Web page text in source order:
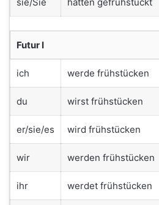
Futur I
ich werde frühstücken
du wirst frühstücken
er/sie/es wird frühstücken
wir werden frühstücken
ihr werdet frühstücken